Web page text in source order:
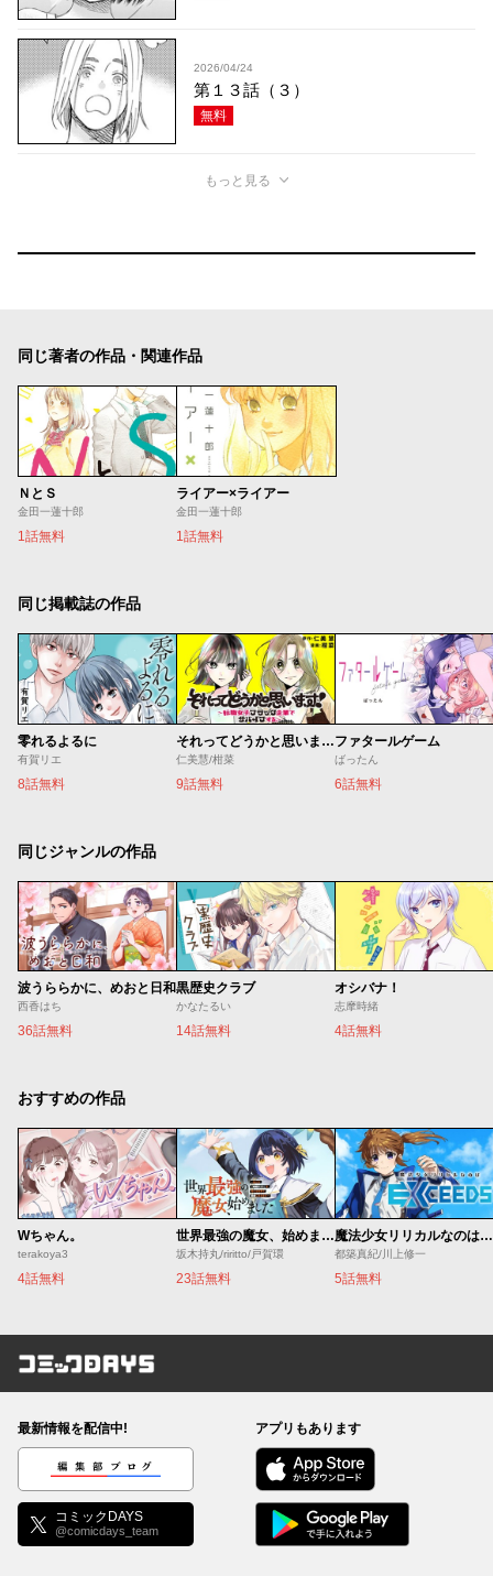
2026/04/24
第１３話（３）
無料
もっと見る
同じ著者の作品・関連作品
ＮとＳ
金田一蓮十郎
1話無料
ライアー×ライアー
金田一蓮十郎
1話無料
同じ掲載誌の作品
零れるよるに
有賀リエ
8話無料
それってどうかと思います！～転職女子、ブラック企業でサバイブする。～
仁美慧/柑菜
9話無料
ファタールゲーム
ばったん
6話無料
同じジャンルの作品
波うららかに、めおと日和
西香はち
36話無料
黒歴史クラブ
かなたるい
14話無料
オシバナ！
志摩時緒
4話無料
おすすめの作品
Wちゃん。
terakoya3
4話無料
世界最強の魔女、始めました ～私だけ『攻略サイト』を見れる世界で自由に生きます～
坂木持丸/riritto/戸賀環
23話無料
魔法少女リリカルなのは EXCEEDS
都築真紀/川上修一
5話無料
コミックDAYS
最新情報を配信中!
編集部ブログ
コミックDAYS
@comicdays_team
アプリもあります